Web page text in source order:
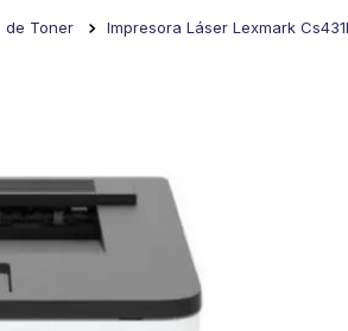
de Toner Impresora Láser Lexmark
6.
boligrafo
7.
escritorio
8.
sacapuntas
9.
escolar